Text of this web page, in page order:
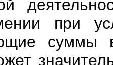
при